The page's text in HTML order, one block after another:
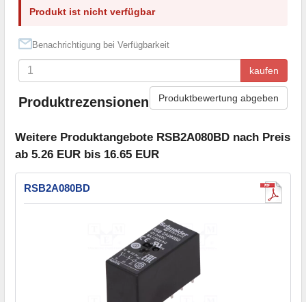
Produkt ist nicht verfügbar
Benachrichtigung bei Verfügbarkeit
kaufen
Produktrezensionen Produktbewertung abgeben
Weitere Produktangebote RSB2A080BD nach Preis
ab 5.26 EUR bis 16.65 EUR
RSB2A080BD